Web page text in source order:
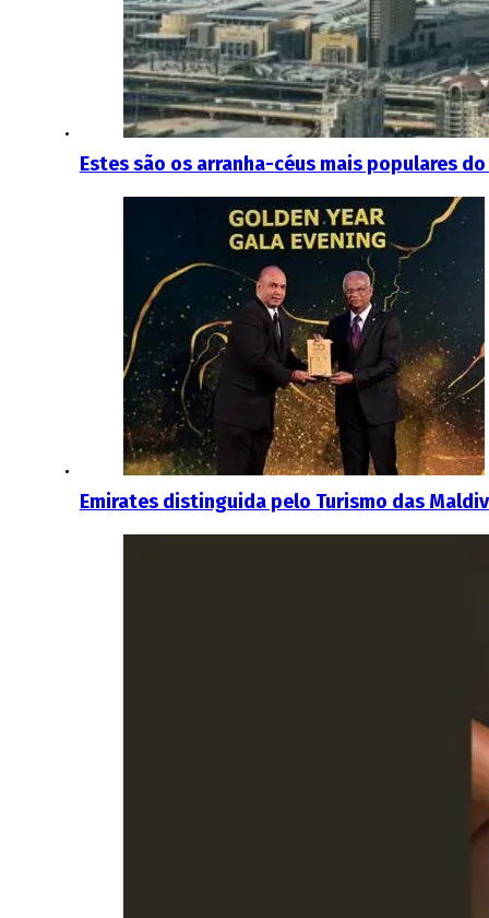
Estes são os arranha-céus mais populares
Emirates distinguida pelo Turismo das